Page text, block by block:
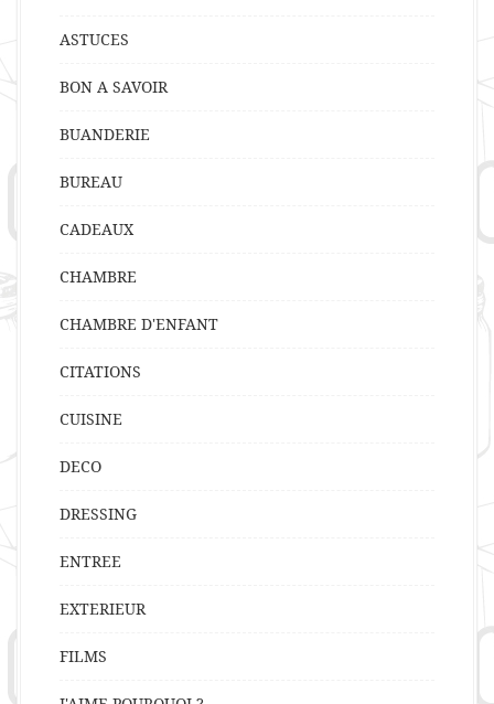
ASTUCES
BON A SAVOIR
BUANDERIE
BUREAU
CADEAUX
CHAMBRE
CHAMBRE D'ENFANT
CITATIONS
CUISINE
DECO
DRESSING
ENTREE
EXTERIEUR
FILMS